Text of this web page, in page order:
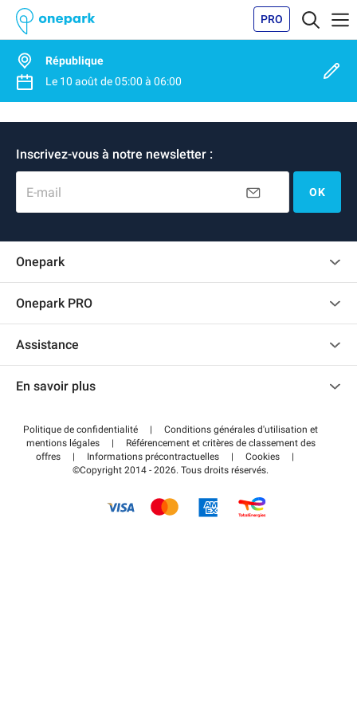
PRO
République
Le 10 août de05:00 à 06:00
Inscrivez-vous à notre newsletter :
E-mail OK
Onepark
Recrutement
Onepark PRO
Accéder à mon espace partenaire
Assistance
Centre d'aide
Régler votre stationnement FLOW
En savoir plus
Wiki
Guide du stationnement
Politique de confidentialité |
Conditions générales d'utilisation et
mentions légales
|
Référencement et critères de classement des
offres
| Informations précontractuelles | Cookies
|
©Copyright 2014 - 2026. Tous droits réservés.